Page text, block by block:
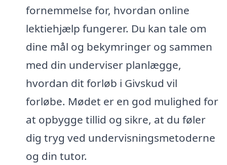
fornemmelse for, hvordan online
lektiehjælp fungerer. Du kan tale om
dine mål og bekymringer og sammen
med din underviser planlægge,
hvordan dit forløb i Givskud vil
forløbe. Mødet er en god mulighed for
at opbygge tillid og sikre, at du føler
dig tryg ved undervisningsmetoderne
og din tutor.